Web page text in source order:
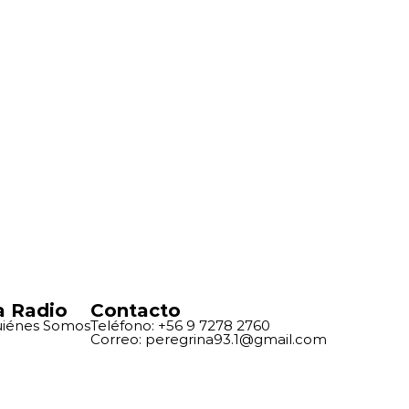
Radio
Somos
Contacto
Teléfono: +56 9 7278 2760
Correo: peregrina93.1@gmail.com